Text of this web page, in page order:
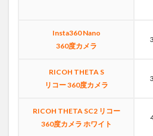
Insta360 Nano
360度カメラ
RICOH THETA S
リコー 360度カメラ
RICOH THETA SC2 リコー
360度カメラ ホワイト